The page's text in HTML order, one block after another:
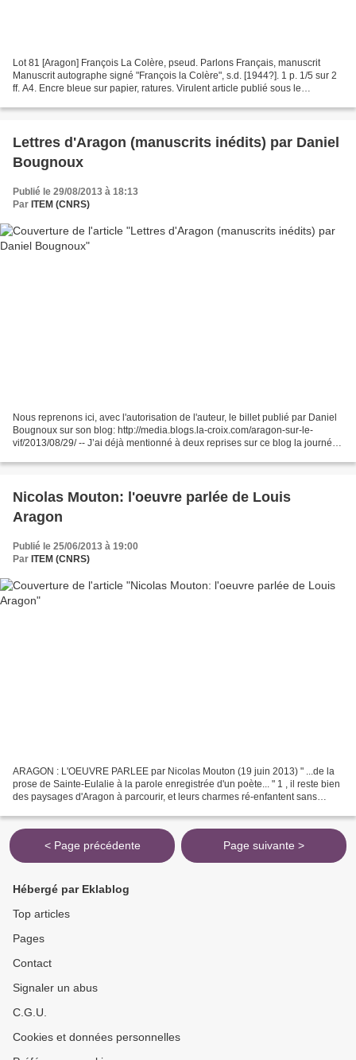
Lot 81 [Aragon] François La Colère, pseud. Parlons Français, manuscrit
Manuscrit autographe signé "François la Colère", s.d. [1944?]. 1 p. 1/5 sur 2
ff. A4. Encre bleue sur papier, ratures. Virulent article publié sous le
Lettres d'Aragon (manuscrits inédits) par Daniel
Bougnoux
Publié le 29/08/2013 à 18:13
Par ITEM (CNRS)
Nous reprenons ici, avec l'autorisation de l'auteur, le billet publié par Daniel
Bougnoux sur son blog: http://media.blogs.la-croix.com/aragon-sur-le-
vif/2013/08/29/ -- J’ai déjà mentionné à deux reprises sur ce blog la journée
Nicolas Mouton: l'oeuvre parlée de Louis
Aragon
Publié le 25/06/2013 à 19:00
Par ITEM (CNRS)
ARAGON : L'OEUVRE PARLEE par Nicolas Mouton (19 juin 2013) " ...de la
prose de Sainte-Eulalie à la parole enregistrée d'un poète... " 1 , il reste bien
des paysages d'Aragon à parcourir, et leurs charmes ré-enfantent sans
< Page précédente Page suivante >
Hébergé par Eklablog
Top articles
Pages
Contact
Signaler un abus
C.G.U.
Cookies et données personnelles